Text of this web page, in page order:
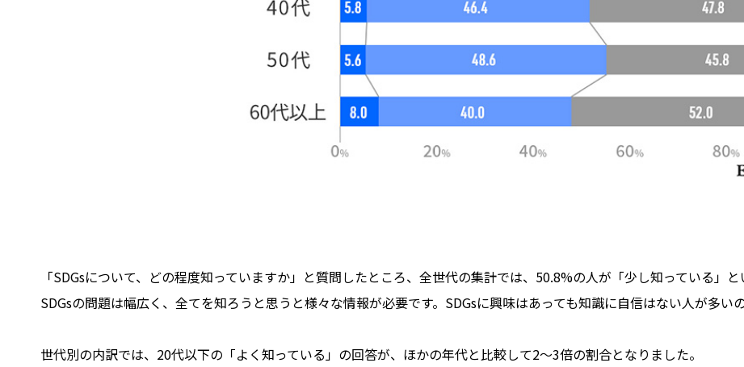
「SDGsについて、どの程度知っていますか」と質問したところ、全世代の集計では、50.8%の人が「少し知っている」と
SDGsの問題は幅広く、全てを知ろうと思うと様々な情報が必要です。SDGsに興味はあっても知識に自信はない人が多い
世代別の内訳では、20代以下の「よく知っている」の回答が、ほかの年代と比較して2～3倍の割合となりました。